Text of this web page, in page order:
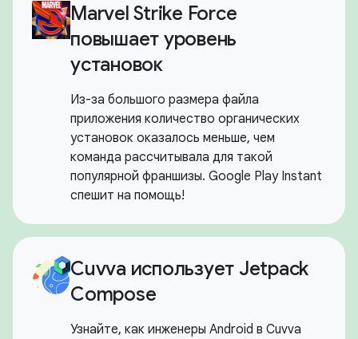
Marvel Strike Force
повышает уровень
установок
Из-за большого размера файла
приложения количество органических
установок оказалось меньше, чем
команда рассчитывала для такой
популярной франшизы. Google Play Instant
спешит на помощь!
Cuvva использует Jetpack
Compose
Узнайте, как инженеры Android в Cuvva